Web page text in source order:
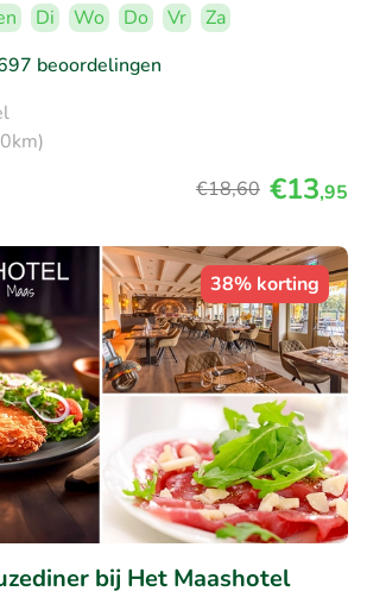
Di Wo Do Vr
Za
beoordelingen
€18,60 €13,95
38% korting
bij Het Maashotel